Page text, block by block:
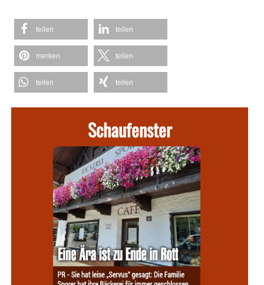
teilen teilen
merken teilen
teilen teilen
Schaufenster